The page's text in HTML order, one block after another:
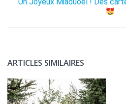
ARTICLES SIMILAIRES